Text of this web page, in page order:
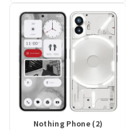
Nothing Phone (2)